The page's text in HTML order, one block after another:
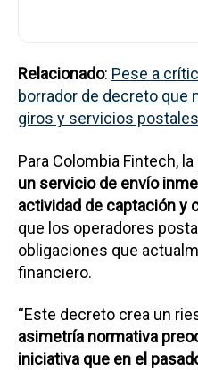
Relacionado: Pese a
borrador de decreto que
giros y servicios postales
Para Colombia Fintech,
un servicio de envío
actividad de captación y
que los operadores
obligaciones que
financiero.
“Este decreto crea un
asimetría normativa
iniciativa que en el